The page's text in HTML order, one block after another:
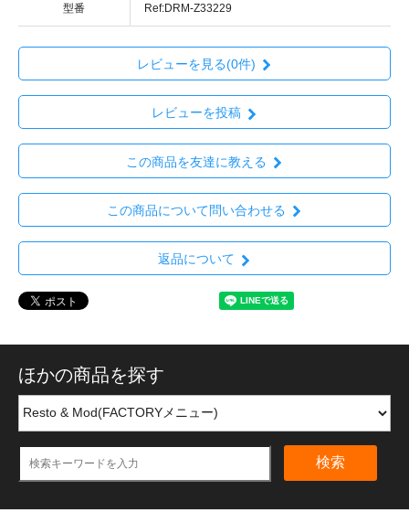
型番 Ref:DRM-Z33229
レビューを見る(0件)
レビューを投稿
この商品を友達に教える
この商品について問い合わせる
返品について
ほかの商品を探す
検索